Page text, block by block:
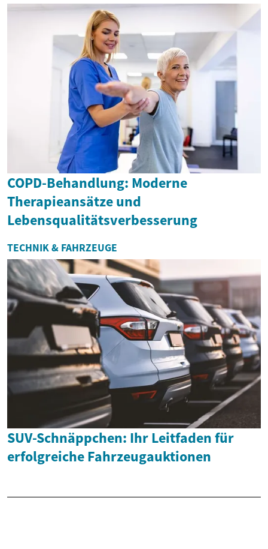
COPD-Behandlung: Moderne
Therapieansätze und
Lebensqualitätsverbesserung
TECHNIK & FAHRZEUGE
SUV-Schnäppchen: Ihr Leitfaden für
erfolgreiche Fahrzeugauktionen